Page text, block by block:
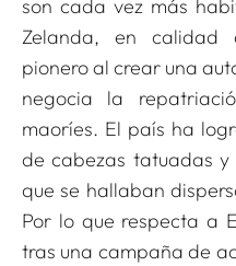
son cada vez más
Zelanda, en calidad
pionero al crear una
negocia la
maoríes. El país ha
de cabezas tatuadas y
que se hallaban
Por lo que respecta a
tras una campaña de